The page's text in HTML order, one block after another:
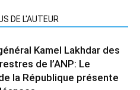
DE L'AUTEUR
Kamel Lakhdar des
de l’ANP: Le
la République présente